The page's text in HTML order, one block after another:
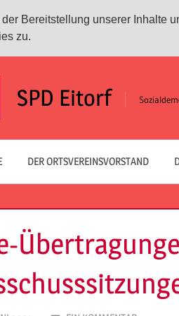
Bereitstellung unserer Inhalte
zu.
SPD Eitorf
DER ORTSVEREINSVORSTAND